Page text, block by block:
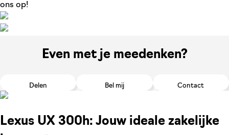
ons op!
Even met je meedenken?
Delen Bel mij Contact
Lexus UX 300h: Jouw ideale zakelijke